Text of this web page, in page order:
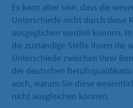
Es kann aber sein, dass die
Unterschiede nicht durch diese
ausgeglichen werden können.
die zuständige Stelle Ihnen die
Unterschiede zwischen Ihrer
der deutschen
auch, warum Sie diese
nicht ausgleichen können.